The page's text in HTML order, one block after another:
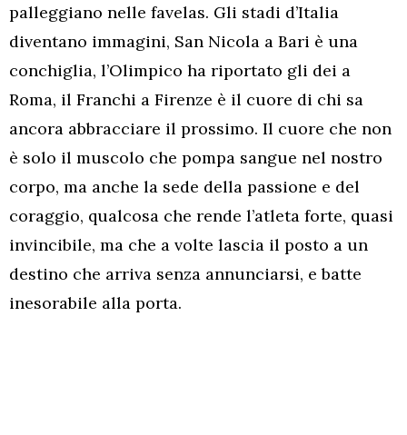
palleggiano nelle favelas. Gli stadi d’Italia
diventano immagini, San Nicola a Bari è una
conchiglia, l’Olimpico ha riportato gli dei a
Roma, il Franchi a Firenze è il cuore di chi sa
ancora abbracciare il prossimo. Il cuore che non
è solo il muscolo che pompa sangue nel nostro
corpo, ma anche la sede della passione e del
coraggio, qualcosa che rende l’atleta forte, quasi
invincibile, ma che a volte lascia il posto a un
destino che arriva senza annunciarsi, e batte
inesorabile alla porta.